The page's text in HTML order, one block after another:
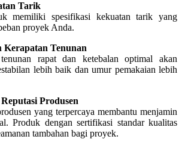
Tarik
memiliki spesifikasi kekuatan tarik yang
proyek Anda.
Kerapatan Tenunan
rapat dan ketebalan optimal akan
lebih baik dan umur pemakaian lebih
Produsen
yang terpercaya membantu menjamin
Produk dengan sertifikasi standar kualitas
tambahan bagi proyek.